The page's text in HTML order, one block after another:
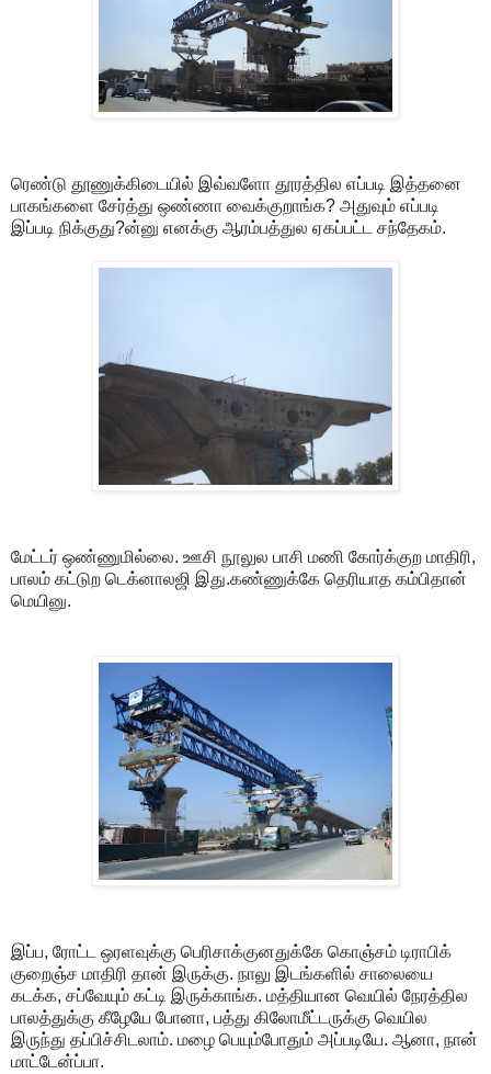
ரெண்டு தூணுக்கிடையில் இவ்வளோ தூரத்தில எப்படி இத்தனை
பாகங்களை சேர்த்து ஒண்ணா வைக்குறாங்க? அதுவும் எப்படி
இப்படி நிக்குது?ன்னு எனக்கு ஆரம்பத்துல ஏகப்பட்ட சந்தேகம்.
மேட்டர் ஒண்ணுமில்லை. ஊசி நூலுல பாசி மணி கோர்க்குற மாதிரி,
பாலம் கட்டுற டெக்னாலஜி இது.கண்ணுக்கே தெரியாத கம்பிதான்
மெயினு.
இப்ப, ரோட்ட ஒரளவுக்கு பெரிசாக்குனதுக்கே கொஞ்சம் டிராபிக்
குறைஞ்ச மாதிரி தான் இருக்கு. நாலு இடங்களில் சாலையை
கடக்க, சப்வேயும் கட்டி இருக்காங்க. மத்தியான வெயில் நேரத்தில
பாலத்துக்கு கீழேயே போனா, பத்து கிலோமீட்டருக்கு வெயில
இருந்து தப்பிச்சிடலாம். மழை பெயும்போதும் அப்படியே. ஆனா, நான்
மாட்டேன்ப்பா.